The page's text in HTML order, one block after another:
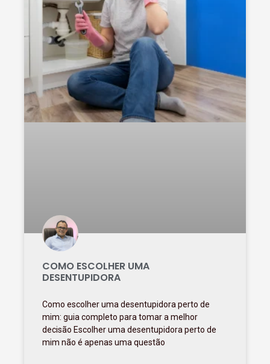
COMO ESCOLHER UMA
DESENTUPIDORA
Como escolher uma desentupidora perto de
mim: guia completo para tomar a melhor
decisão Escolher uma desentupidora perto de
mim não é apenas uma questão